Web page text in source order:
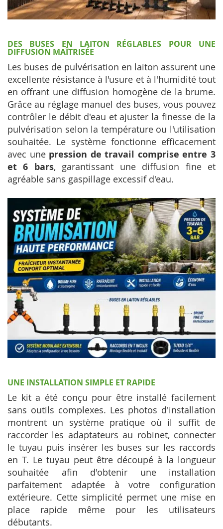
DES BUSES EN LAITON RÉGLABLES POUR UNE
DIFFUSION MAÎTRISÉE
Les buses de pulvérisation en laiton assurent une
excellente résistance à l'usure et à l'humidité tout
en offrant une diffusion homogène de la brume.
Grâce au réglage manuel des buses, vous pouvez
contrôler le débit d'eau et ajuster la finesse de la
pulvérisation selon la température ou l'utilisation
souhaitée. Le système fonctionne efficacement
avec une pression de travail comprise entre 3
et 6 bars, garantissant une diffusion fine et
agréable sans gaspillage excessif d'eau.
UNE INSTALLATION SIMPLE ET RAPIDE
Le kit a été conçu pour être installé facilement
sans outils complexes. Les photos d'installation
montrent un système pratique où il suffit de
raccorder les adaptateurs au robinet, connecter
le tuyau puis insérer les buses sur les raccords
en T. Le tuyau peut être découpé à la longueur
souhaitée afin d'obtenir une installation
parfaitement adaptée à votre configuration
extérieure. Cette simplicité permet une mise en
place rapide même pour les utilisateurs
débutants.